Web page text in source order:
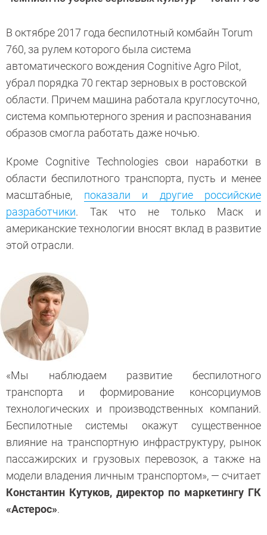
В октябре 2017 года беспилотный комбайн Torum
760, за рулем которого была система
автоматического вождения Cognitive Agro Pilot,
убрал порядка 70 гектар зерновых в ростовской
области. Причем машина работала круглосуточно,
система компьютерного зрения и распознавания
образов смогла работать даже ночью.
Кроме Cognitive Technologies свои наработки в
области беспилотного транспорта, пусть и менее
масштабные, показали и другие российские
разработчики. Так что не только Маск и
американские технологии вносят вклад в развитие
этой отрасли.
«Мы наблюдаем развитие беспилотного
транспорта и формирование консорциумов
технологических и производственных компаний.
Беспилотные системы окажут существенное
влияние на транспортную инфраструктуру, рынок
пассажирских и грузовых перевозок, а также на
модели владения личным транспортом», — считает
Константин Кутуков, директор по маркетингу ГК
«Астерос».